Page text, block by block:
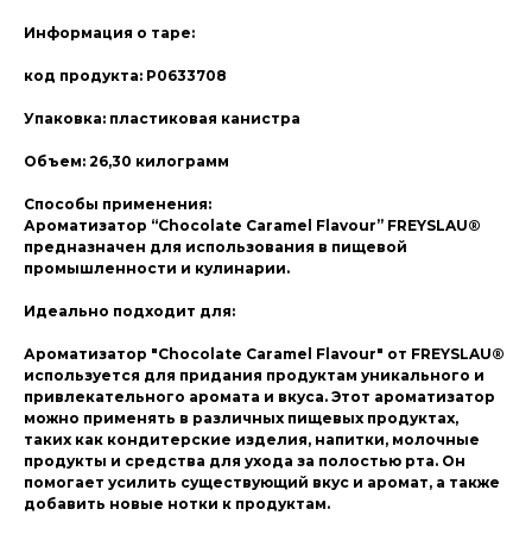
Информация о таре:
код продукта: P0633708
Упаковка: пластиковая канистра
Объем: 26,30 килограмм
Способы применения:
Ароматизатор “Chocolate Caramel Flavour” FREYSLAU®
предназначен для использования в пищевой
промышленности и кулинарии.
Идеально подходит для:
Ароматизатор "Chocolate Caramel Flavour" от FREYSLAU®
используется для придания продуктам уникального и
привлекательного аромата и вкуса. Этот ароматизатор
можно применять в различных пищевых продуктах,
таких как кондитерские изделия, напитки, молочные
продукты и средства для ухода за полостью рта. Он
помогает усилить существующий вкус и аромат, а также
добавить новые нотки к продуктам.